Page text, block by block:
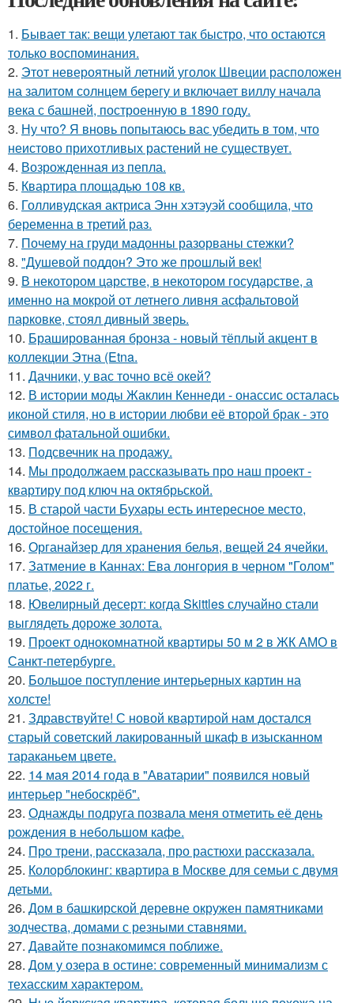
1. Бывает так: вещи улетают так быстро, что остаются
только воспоминания.
2. Этот невероятный летний уголок Швеции расположен
на залитом солнцем берегу и включает виллу начала
века с башней, построенную в 1890 году.
3. Ну что? Я вновь попытаюсь вас убедить в том, что
неистово прихотливых растений не существует.
4. Возрожденная из пепла.
5. Квартира площадью 108 кв.
6. Голливудская актриса Энн хэтэуэй сообщила, что
беременна в третий раз.
7. Почему на груди мадонны разорваны стежки?
8. "Душевой поддон? Это же прошлый век!
9. В некотором царстве, в некотором государстве, а
именно на мокрой от летнего ливня асфальтовой
парковке, стоял дивный зверь.
10. Брашированная бронза - новый тёплый акцент в
коллекции Этна (Etna.
11. Дачники, у вас точно всё окей?
12. В истории моды Жаклин Кеннеди - онассис осталась
иконой стиля, но в истории любви её второй брак - это
символ фатальной ошибки.
13. Подсвечник на продажу.
14. Мы продолжаем рассказывать про наш проект -
квартиру под ключ на октябрьской.
15. В старой части Бухары есть интересное место,
достойное посещения.
16. Органайзер для хранения белья, вещей 24 ячейки.
17. Затмение в Каннах: Ева лонгория в черном "Голом"
платье, 2022 г.
18. Ювелирный десерт: когда Skittles случайно стали
выглядеть дороже золота.
19. Проект однокомнатной квартиры 50 м 2 в ЖК АМО в
Санкт-петербурге.
20. Большое поступление интерьерных картин на
холсте!
21. Здравствуйте! С новой квартирой нам достался
старый советский лакированный шкаф в изысканном
тараканьем цвете.
22. 14 мая 2014 года в "Аватарии" появился новый
интерьер "небоскрёб".
23. Однажды подруга позвала меня отметить её день
рождения в небольшом кафе.
24. Про трени, рассказала, про растюхи рассказала.
25. Колорблокинг: квартира в Москве для семьи с двумя
детьми.
26. Дом в башкирской деревне окружен памятниками
зодчества, домами с резными ставнями.
27. Давайте познакомимся поближе.
28. Дом у озера в остине: современный минимализм с
техасским характером.